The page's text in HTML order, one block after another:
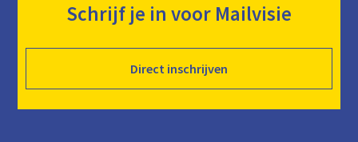
Schrijf je in voor Mailvisie
Direct inschrijven